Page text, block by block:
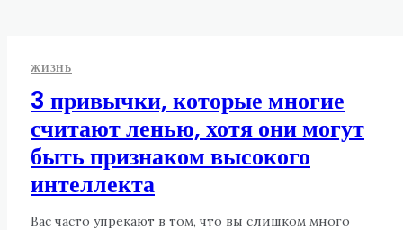
ЖИЗНЬ
3 привычки, которые многие
считают ленью, хотя они могут
быть признаком высокого
интеллекта
Вас часто упрекают в том, что вы слишком много